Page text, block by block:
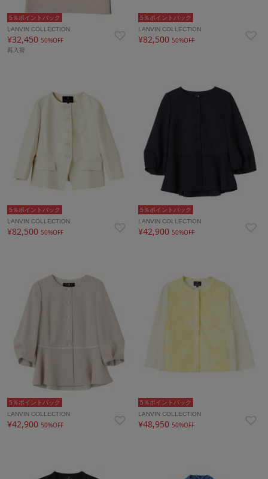
5％ポイントバック
LANVIN COLLECTION
¥32,450 50%OFF
再入荷
5％ポイントバック
LANVIN COLLECTION
¥82,500 50%OFF
5％ポイントバック
LANVIN COLLECTION
¥82,500 50%OFF
5％ポイントバック
LANVIN COLLECTION
¥42,90050%OFF
5％ポイントバック
LANVIN COLLECTION
¥42,900 50%OFF
5％ポイントバック
LANVIN COLLECTION
¥48,95050%OFF